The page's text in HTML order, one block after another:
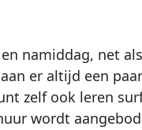
namiddag, net
er altijd een
zelf ook leren
wordt